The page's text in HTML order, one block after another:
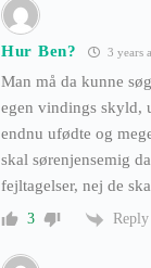
Hur Ben? 3 years
Man må da kunne
egen vindings skyld,
endnu ufødte og
skal sørenjensemig
fejltagelser, nej de
3 Reply